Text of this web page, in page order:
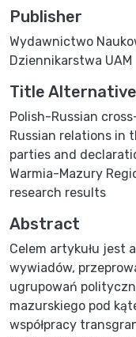
Publisher
Wydawnictwo
Dziennikarstwa UAM
Title Alternative
Polish-Russian
Russian relations in
parties and
Warmia-Mazury
research results
Abstract
Celem artykułu jest
wywiadów,
ugrupowań
mazurskiego pod
współpracy